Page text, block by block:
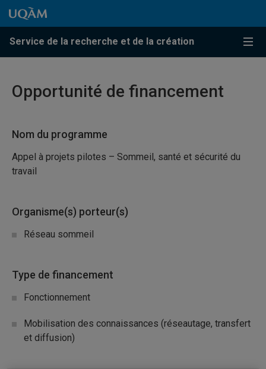
Passer au contenu
Accéder au menu principal
Accéder à la recherche
Passer au contenu
Accéder au menu principal
Service de la recherche et de la création
Menu
Opportunité de financement
Nom du programme
Appel à projets pilotes – Sommeil, santé et sécurité du
travail
Organisme(s) porteur(s)
Réseau sommeil
Type de financement
Fonctionnement
Mobilisation des connaissances (réseautage, transfert
et diffusion)